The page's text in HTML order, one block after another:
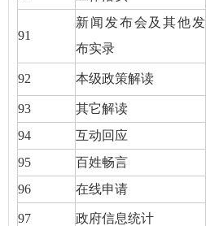
91
新闻发布会及其他发
布实录
92 本级政策解读
93 其它解读
94
互动回应
95
百姓畅言
96
在线申请
97 政府信息统计